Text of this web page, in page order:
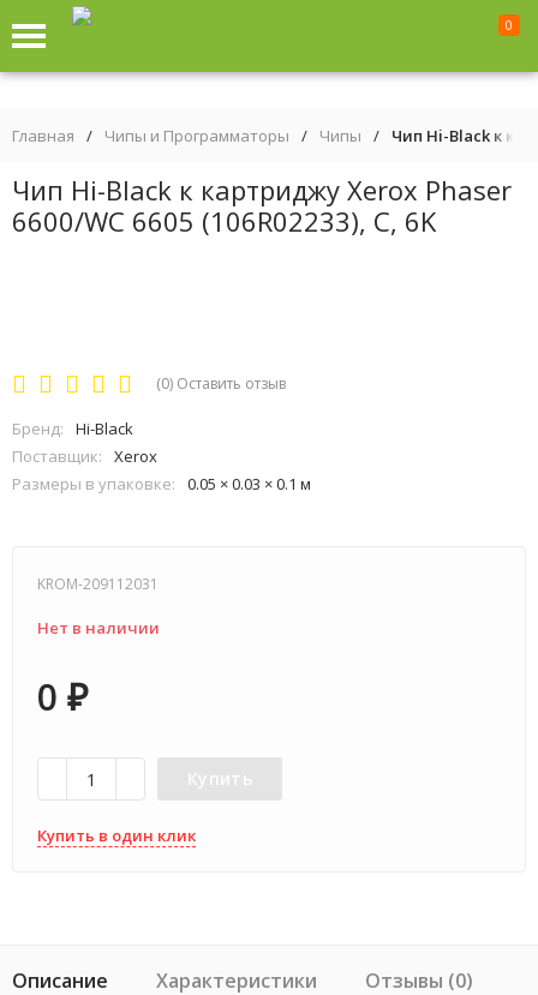
0
Главная / Чипы и Программаторы / Чипы / Чип Hi-Black к
Чип Hi-Black к картриджу Xerox Phaser
6600/WC 6605 (106R02233), C, 6K
(0) Оставить отзыв
Бренд:
Hi-Black
Поставщик:
Xerox
Размеры в упаковке:
0.05 × 0.03 × 0.1 м
KROM-209112031
Нет в наличии
0 ₽
Купить
Купить в один клик
Описание Характеристики Отзывы (0)